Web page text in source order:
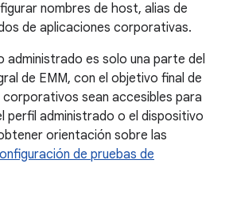
nombres de host, alias de
de aplicaciones corporativas.
administrado es solo una parte del
de EMM, con el objetivo final de
sean accesibles para
perfil administrado o el dispositivo
orientación sobre las
de pruebas de